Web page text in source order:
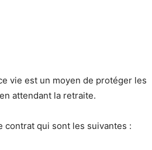
vie est un moyen de protéger les
attendant la retraite.
contrat qui sont les suivantes :